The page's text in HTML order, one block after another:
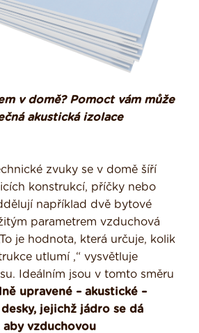
v domě? Pomoct vám může
akustická izolace
zvuky se v domě šíří
konstrukcí, příčky nebo
například dvě bytové
parametrem vzduchová
je hodnota, která určuje, kolik
utlumí ,“ vysvětluje
Ideálním jsou v tomto směru
upravené – akustické –
jejichž jádro se dá
vzduchovou